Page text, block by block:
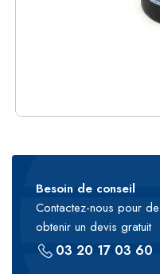
Besoin de conseil
Contactez-nous pour
obtenir un devis gratuit
03 20 17 03 60